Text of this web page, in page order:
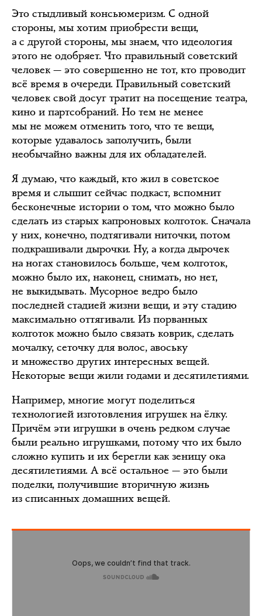
Это стыдливый консьюмеризм. С одной
стороны, мы хотим приобрести вещи,
а с другой стороны, мы знаем, что идеология
этого не одобряет. Что правильный советский
человек — это совершенно не тот, кто проводит
всё время в очереди. Правильный советский
человек свой досуг тратит на посещение театра,
кино и партсобраний. Но тем не менее
мы не можем отменить того, что те вещи,
которые удавалось заполучить, были
необычайно важны для их обладателей.
Я думаю, что каждый, кто жил в советское
время и слышит сейчас подкаст, вспомнит
бесконечные истории о том, что можно было
сделать из старых капроновых колготок. Сначала
у них, конечно, подтягивали ниточки, потом
подкрашивали дырочки. Ну, а когда дырочек
на ногах становилось больше, чем колготок,
можно было их, наконец, снимать, но нет,
не выкидывать. Мусорное ведро было
последней стадией жизни вещи, и эту стадию
максимально оттягивали. Из порванных
колготок можно было связать коврик, сделать
мочалку, сеточку для волос, авоську
и множество других интересных вещей.
Некоторые вещи жили годами и десятилетиями.
Например, многие могут поделиться
технологией изготовления игрушек на ёлку.
Причём эти игрушки в очень редком случае
были реально игрушками, потому что их было
сложно купить и их берегли как зеницу ока
десятилетиями. А всё остальное — это были
поделки, получившие вторичную жизнь
из списанных домашних вещей.